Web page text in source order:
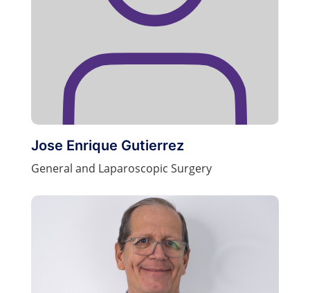
Jose Enrique Gutierrez
General and Laparoscopic Surgery